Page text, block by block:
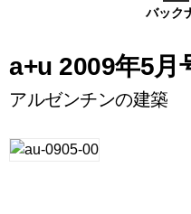
バック
a+u 2009年5月
アルゼンチンの建築